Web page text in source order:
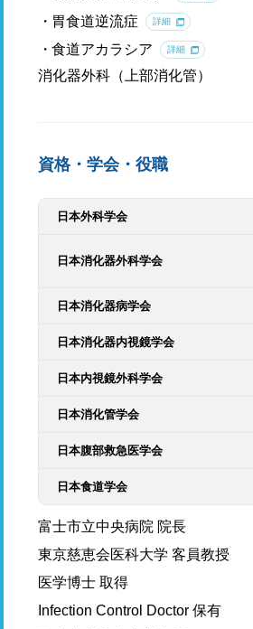
胃食道逆流症 詳細
食道アカラシア 詳細
消化器外科（上部消化管）
資格・学会・役職
日本外科学会
日本消化器外科学会
日本消化器病学会
日本消化器内視鏡学会
日本内視鏡外科学会
日本消化管学会
日本腹部救急医学会
日本食道学会
富士市立中央病院 院長
東京慈恵会医科大学 客員教授
医学博士 取得
Infection Control Doctor 保有